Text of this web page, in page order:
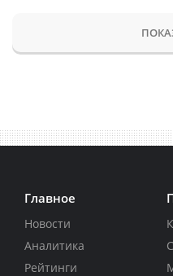
Главное
Новости
Аналитика
Рейтинги